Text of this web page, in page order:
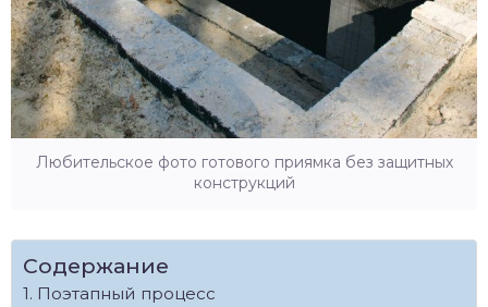
Любительское фото готового приямка без защитных
конструкций
Содержание
Поэтапный процесс